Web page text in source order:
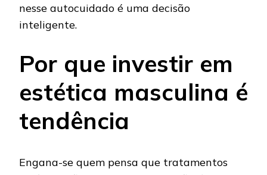
nesse autocuidado é uma decisão
inteligente.
Por que investir em
estética masculina é
tendência
Engana-se quem pensa que tratamentos